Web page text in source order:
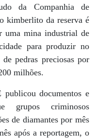
da Companhia de
kimberlito da reserva é
uma mina industrial de
para produzir no
pedras preciosas por
milhões.
publicou documentos e
grupos criminosos
de diamantes por mês
após a reportagem, o